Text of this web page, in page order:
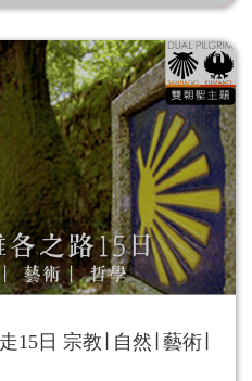
日 宗教∣ 自然∣ 藝術∣